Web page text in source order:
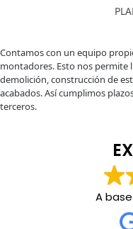
Contamos con un equipo
montadores. Esto nos permite
demolición, construcción de
acabados. Así cumplimos
terceros.
A